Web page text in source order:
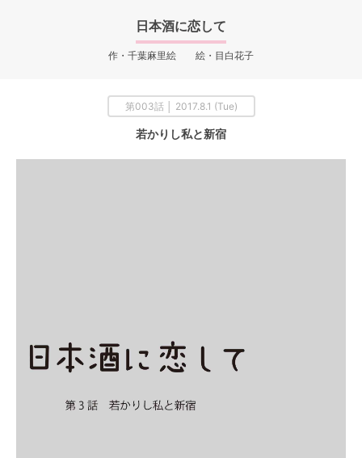
日本酒に恋して
作・千葉麻里絵 絵・目白花子
第003話 │ 2017.8.1 (Tue)
若かりし私と新宿